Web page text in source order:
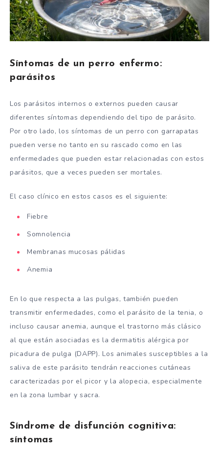
Síntomas de un perro enfermo:
parásitos
Los parásitos internos o externos pueden causar
diferentes síntomas dependiendo del tipo de parásito.
Por otro lado, los síntomas de un perro con garrapatas
pueden verse no tanto en su rascado como en las
enfermedades que pueden estar relacionadas con estos
parásitos, que a veces pueden ser mortales.
El caso clínico en estos casos es el siguiente:
Fiebre
Somnolencia
Membranas mucosas pálidas
Anemia
En lo que respecta a las pulgas, también pueden
transmitir enfermedades, como el parásito de la tenia, o
incluso causar anemia, aunque el trastorno más clásico
al que están asociadas es la dermatitis alérgica por
picadura de pulga (DAPP). Los animales susceptibles a la
saliva de este parásito tendrán reacciones cutáneas
caracterizadas por el picor y la alopecia, especialmente
en la zona lumbar y sacra.
Síndrome de disfunción cognitiva:
síntomas